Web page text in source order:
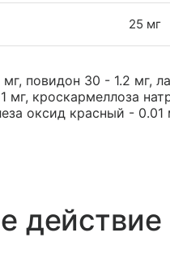
25 мг
повидон 30 - 1.2 мг,
кроскармеллоза
оксид красный - 0.01
действие